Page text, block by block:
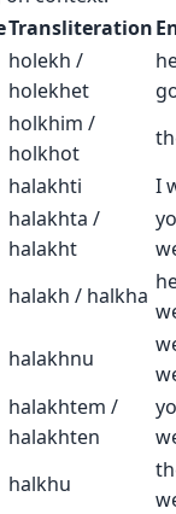
Transliteration
holekh /
holekhet
holkhim /
holkhot
halakhti
I
halakhta /
halakht
halakh / halkha
halakhnu
halakhtem /
halakhten
halkhu